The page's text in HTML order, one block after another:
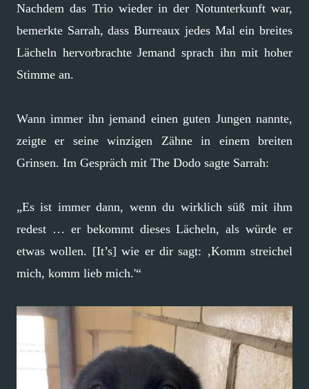
Nachdem das Trio wieder in der Notunterkunft war,
bemerkte Sarrah, dass Burreaux jedes Mal ein breites
Lächeln hervorbrachte Jemand sprach ihn mit hoher
Stimme an.
Wann immer ihn jemand einen guten Jungen nannte,
zeigte er seine winzigen Zähne in einem breiten
Grinsen. Im Gespräch mit The Dodo sagte Sarrah:
„Es ist immer dann, wenn du wirklich süß mit ihm
redest … er bekommt dieses Lächeln, als würde er
etwas wollen. [It’s] wie er dir sagt: ‚Komm streichel
mich, komm lieb mich.'“